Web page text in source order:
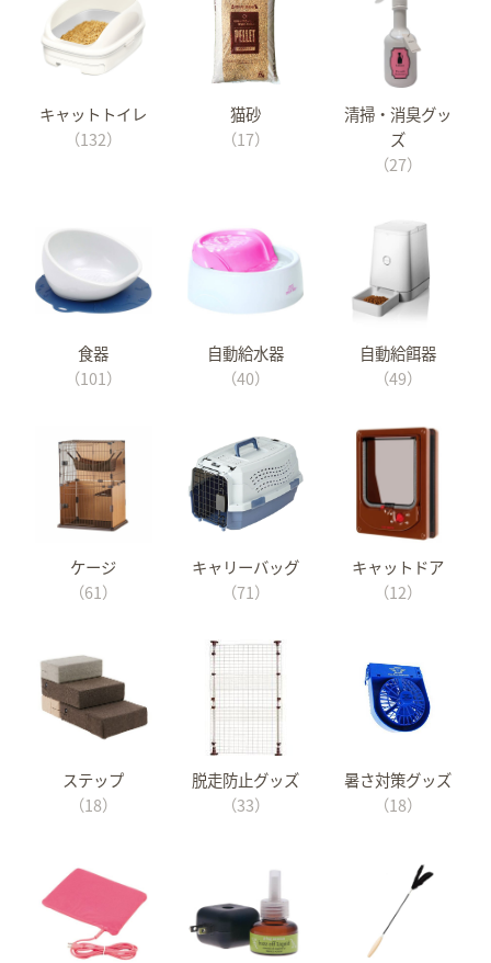
キャットトイレ
（132）
猫砂
（17）
清掃・消臭グッ
ズ
（27）
食器
（101）
自動給水器
（40）
自動給餌器
（49）
ケージ
（61）
キャリーバッグ
（71）
キャットドア
（12）
ステップ
（18）
脱走防止グッズ
（33）
暑さ対策グッズ
（18）